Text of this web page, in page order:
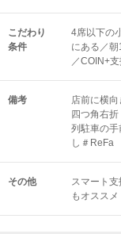
こだわり
条件
4席以下の
にある／
／COIN+
備考
店前に横
四つ角右
列駐車の
し＃ReFa
その他 スマート
もオススメ